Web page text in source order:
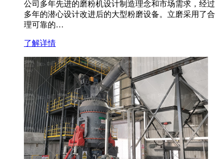
公司多年先进的磨粉机设计制造理念和市场需求，经过
多年的潜心设计改进后的大型粉磨设备。立磨采用了合
理可靠的…
了解详情